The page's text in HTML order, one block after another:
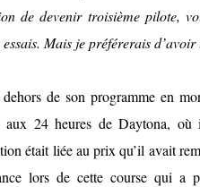
de devenir troisième pilote,
Mais je préférerais
de son programme en
aux 24 heures de Daytona, où
était liée au prix qu’il avait
lors de cette course qui a